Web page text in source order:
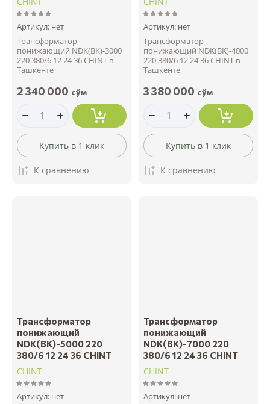
Артикул: нет
Трансформатор
понижающий NDK(BK)-3000
220 380/6 12 24 36 CHINT в
Ташкенте
2 340 000 сўм
Купить в 1 клик
К сравнению
Артикул: нет
Трансформатор
понижающий NDK(BK)-4000
220 380/6 12 24 36 CHINT в
Ташкенте
3 380 000 сўм
Купить в 1 клик
К сравнению
Трансформатор
понижающий
NDK(BK)-5000 220
380/6 12 24 36 CHINT
CHINT
Артикул: нет
Трансформатор
понижающий
NDK(BK)-7000 220
380/6 12 24 36 CHINT
CHINT
Артикул: нет